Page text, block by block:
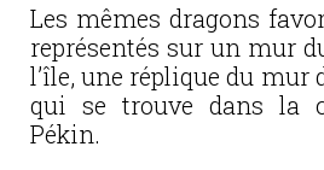
Les mêmes dragons
représentés sur un mur
l’île, une réplique du mur
qui se trouve dans la
Pékin.